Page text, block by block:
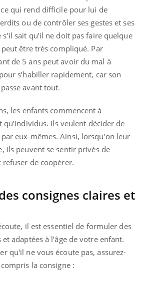
qui rend difficile pour lui de
ou de contrôler ses gestes et ses
sait qu’il ne doit pas faire quelque
être très compliqué. Par
de 5 ans peut avoir du mal à
s’habiller rapidement, car son
avant tout.
les enfants commencent à
qu’individus. Ils veulent décider de
eux-mêmes. Ainsi, lorsqu’on leur
ils peuvent se sentir privés de
de coopérer.
consignes claires et
il est essentiel de formuler des
adaptées à l’âge de votre enfant.
qu'il ne vous écoute pas, assurez-
la consigne :